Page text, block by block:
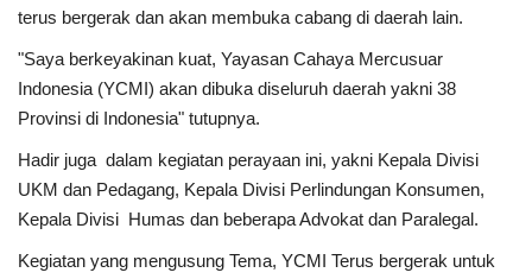
terus bergerak dan akan membuka cabang di daerah lain.
"Saya berkeyakinan kuat, Yayasan Cahaya Mercusuar
Indonesia (YCMI) akan dibuka diseluruh daerah yakni 38
Provinsi di Indonesia" tutupnya.
Hadir juga dalam kegiatan perayaan ini, yakni Kepala Divisi
UKM dan Pedagang, Kepala Divisi Perlindungan Konsumen,
Kepala Divisi Humas dan beberapa Advokat dan Paralegal.
Kegiatan yang mengusung Tema, YCMI Terus bergerak untuk